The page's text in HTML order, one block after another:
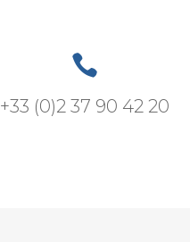

+33 (0)2 37 90 42 20